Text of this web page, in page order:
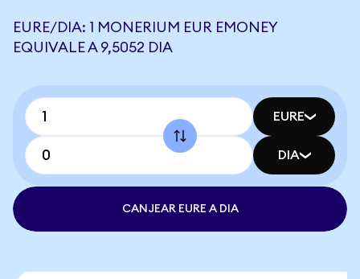
EURE/DIA: 1 MONERIUM EUR EMONEY
EQUIVALE A 9,5052 DIA
EURE
DIA
CANJEAR EURE A DIA